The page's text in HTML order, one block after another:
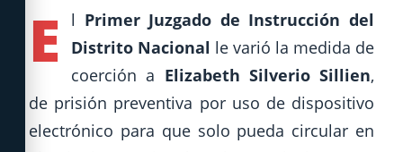
E l Primer Juzgado de Instrucción del
Distrito Nacional le varió la medida de
coerción a Elizabeth Silverio Sillien,
de prisión preventiva por uso de dispositivo
electrónico para que solo pueda circular en